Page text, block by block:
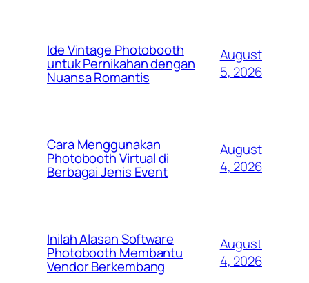
Ide Vintage Photobooth
untuk Pernikahan dengan
Nuansa Romantis
August
5, 2026
Cara Menggunakan
Photobooth Virtual di
Berbagai Jenis Event
August
4, 2026
Inilah Alasan Software
Photobooth Membantu
Vendor Berkembang
August
4, 2026